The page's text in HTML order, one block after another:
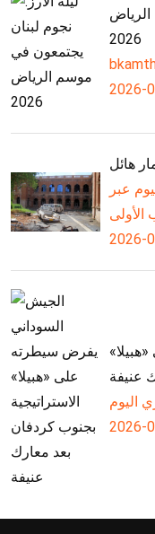
الرياض
2026
2026-
هائل
عبر
2026-
عنيفة
اليوم
2026-